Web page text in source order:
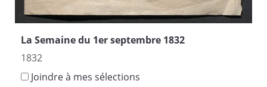
La Semaine du 1er septembre 1832
1832
Joindre à mes sélections